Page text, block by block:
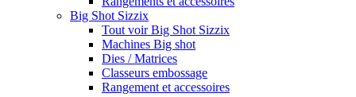
Big Shot Sizzix
Tout voir Big Shot Sizzix
Machines Big shot
Dies / Matrices
Classeurs embossage
Rangement et accessoires